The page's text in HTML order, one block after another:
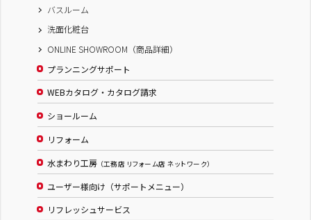
バスルーム
洗面化粧台
ONLINE SHOWROOM（商品詳細）
プランニングサポート
WEBカタログ・カタログ請求
ショールーム
リフォーム
水まわり工房 （工務店 リフォーム店 ネットワーク）
ユーザー様向け（サポートメニュー）
リフレッシュサービス